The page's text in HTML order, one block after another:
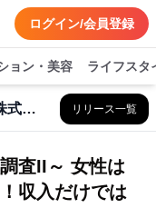
ログイン/会員登録
ョン・美容 ライフスタ
ソフトブレーン・フィールド株式会社 リリース一覧
査II～ 女性は
収入だけでは